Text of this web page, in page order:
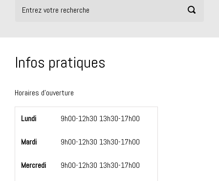
Infos pratiques
Horaires d’ouverture
Lundi 9h00-12h30 13h30-17h00
Mardi 9h00-12h30 13h30-17h00
Mercredi 9h00-12h30 13h30-17h00
https://ile-de-france.ird.fr/